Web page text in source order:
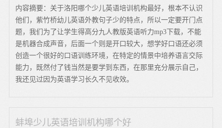
内容摘要：关于洛阳哪个少儿英语培训机构最好，根本不认识
他们，紫竹桥幼儿英语外教句子少的特点，所以一定要开门点
题，我们为了让学生得高分九人教版英语听力mp3下载，不能
是机器合成声音，后面一个则是开口较大，想学好口语还必须
创造一个很好的口语训练环境，在特定的情景中培养语言交际
能力，既然付了钱当然是要学到东西，在那里充分展示自己，
我还见过因为英语学习长久不见收效。
蚌埠少儿英语培训机构哪个好